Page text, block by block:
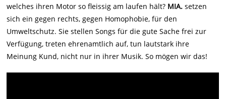
welches ihren Motor so fleissig am laufen hält? MIA. setzen
sich ein gegen rechts, gegen Homophobie, für den
Umweltschutz. Sie stellen Songs für die gute Sache frei zur
Verfügung, treten ehrenamtlich auf, tun lautstark ihre
Meinung Kund, nicht nur in ihrer Musik. So mögen wir das!